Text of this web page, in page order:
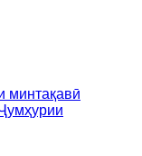
минтақавӣ